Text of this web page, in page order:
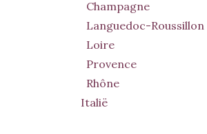
Champagne
Languedoc-Roussillon
Loire
Provence
Rhône
Italië